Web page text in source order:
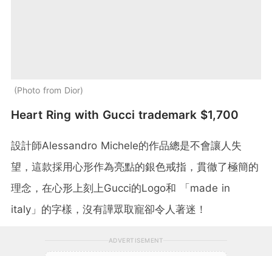
Photo from Dior
Heart Ring with Gucci trademark $1,700
設計師Alessandro Michele的作品總是不會讓人失
望，這款採用心形作為亮點的銀色戒指，貫徹了極簡的
理念，在心形上刻上Gucci的Logo和 「made in
italy」的字樣，沒有譁眾取寵卻令人著迷！
ADVERTISEMENT